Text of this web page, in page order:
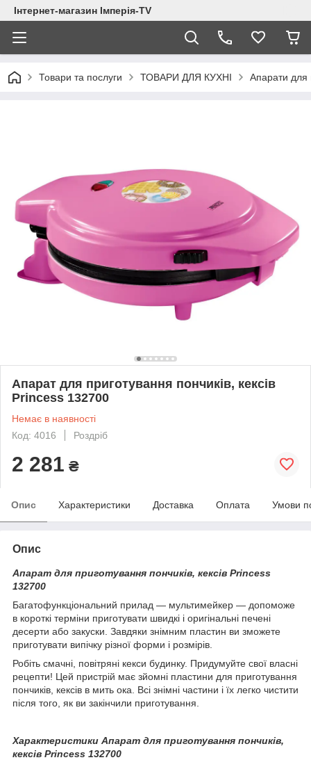
Інтернет-магазин Імперія-TV
Товари та послуги ТОВАРИ ДЛЯ КУХНІ Апарати для
Апарат для приготування пончиків, кексів
Princess 132700
Немає в наявності
Код: 4016
Роздріб
2 281 ₴
Опис Характеристики Доставка Оплата Умови
Опис
Апарат для приготування пончиків, кексів Princess
132700
Багатофункціональний прилад ― мультимейкер ― допоможе
в короткі терміни приготувати швидкі і оригінальні печені
десерти або закуски. Завдяки знімним пластин ви зможете
приготувати випічку різної форми і розмірів.
Робіть смачні, повітряні кекси будинку. Придумуйте свої власні
рецепти! Цей пристрій має зйомні пластини для приготування
пончиків, кексів в мить ока. Всі знімні частини і їх легко чистити
після того, як ви закінчили приготування.
Характеристики Апарат для приготування пончиків,
кексів Princess 132700